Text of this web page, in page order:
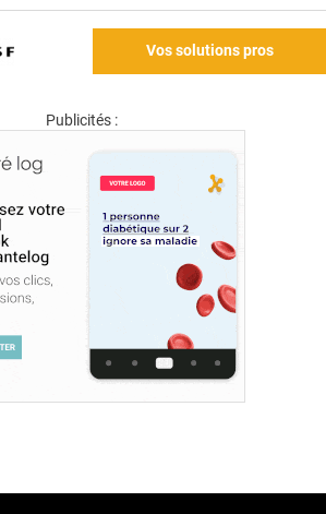
Vos solutions pros
Publicités :